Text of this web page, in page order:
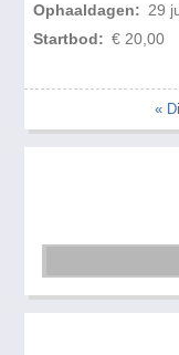
Ophaaldagen: 29
Startbod: € 20,00
«